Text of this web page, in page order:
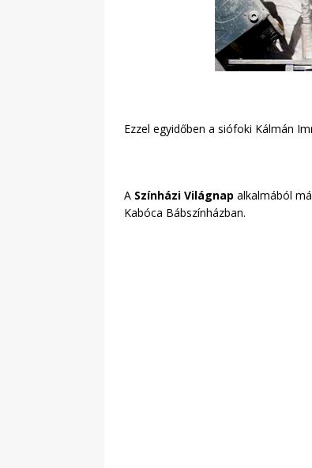
Ezzel egyidőben a siófoki Kálmán
A Színházi Világnap alkalmából
Kabóca Bábszínházban.